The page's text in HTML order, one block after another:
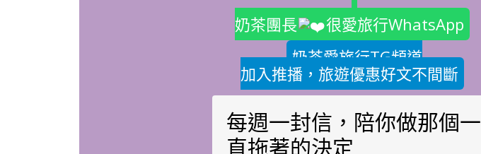
奶茶團長
很愛旅行WhatsApp
奶茶愛旅行TG頻道
加入推播，旅遊優惠好文不間斷
每週一封信，陪你做那個一
直拖著的決定